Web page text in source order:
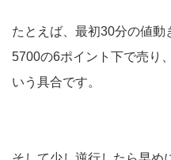
たとえば、最初30分の値動
5700の6ポイント下で売り
いう具合です。